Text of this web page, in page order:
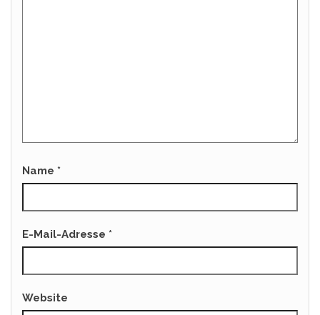
Name *
E-Mail-Adresse *
Website